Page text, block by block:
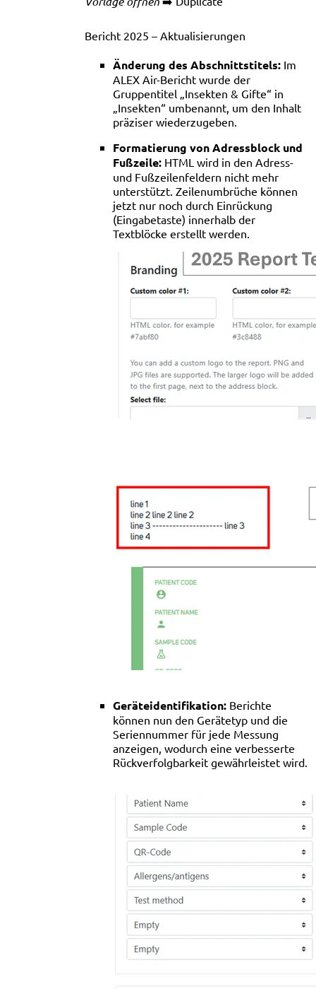
Bericht 2025 – Aktualisierungen
Änderung des Abschnittstitels: Im
ALEX Air-Bericht wurde der
Gruppentitel „Insekten & Gifte“ in
„Insekten“ umbenannt, um den Inhalt
präziser wiederzugeben.
Formatierung von Adressblock und
Fußzeile: HTML wird in den Adress-
und Fußzeilenfeldern nicht mehr
unterstützt. Zeilenumbrüche können
jetzt nur noch durch Einrückung
(Eingabetaste) innerhalb der
Textblöcke erstellt werden.
Geräteidentifikation: Berichte
können nun den Gerätetyp und die
Seriennummer für jede Messung
anzeigen, wodurch eine verbesserte
Rückverfolgbarkeit gewährleistet wird.